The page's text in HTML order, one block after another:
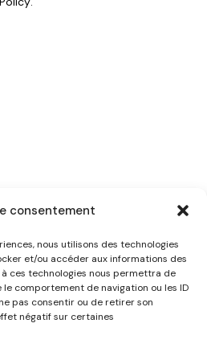
consentement
nous utilisons des technologies
et/ou accéder aux informations des
ces technologies nous permettra de
comportement de navigation ou les ID
pas consentir ou de retirer son
négatif sur certaines
international